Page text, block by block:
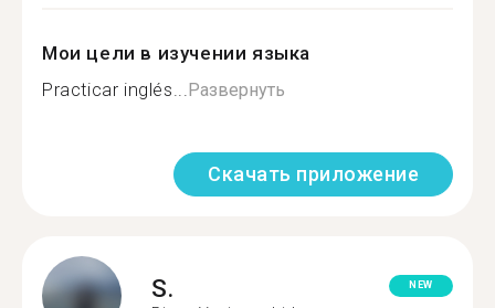
Мои цели в изучении языка
Practicar inglés...Развернуть
Скачать приложение
S. NEW